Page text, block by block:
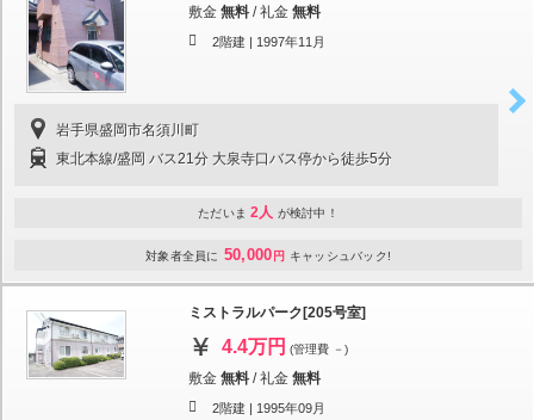
敷金 無料 /礼金 無料
2階建 | 1997年11月
岩手県盛岡市名須川町
東北本線/盛岡 バス21分 大泉寺口バス停から徒歩5分
ただいま 2人 が検討中！
対象者全員に 50,000 円 キャッシュバック!
ミストラルパーク[205号室]
4.4万円 (管理費 －)
敷金 無料 /礼金 無料
2階建 | 1995年09月